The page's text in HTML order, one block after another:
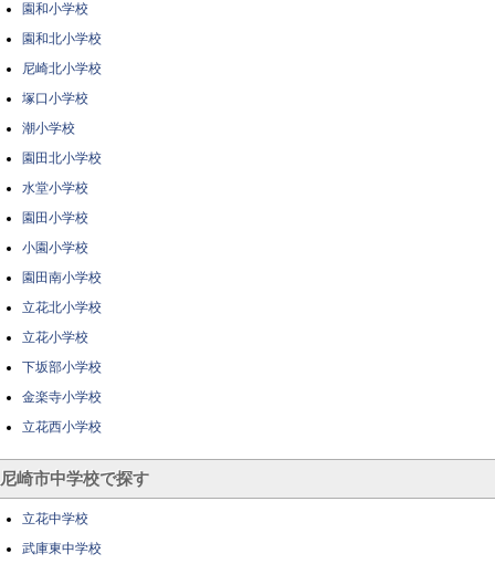
園和小学校
園和北小学校
尼崎北小学校
塚口小学校
潮小学校
園田北小学校
水堂小学校
園田小学校
小園小学校
園田南小学校
立花北小学校
立花小学校
下坂部小学校
金楽寺小学校
立花西小学校
尼崎市中学校で探す
立花中学校
武庫東中学校